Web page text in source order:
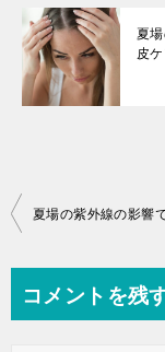
夏
皮
投
ビ
コメントを残